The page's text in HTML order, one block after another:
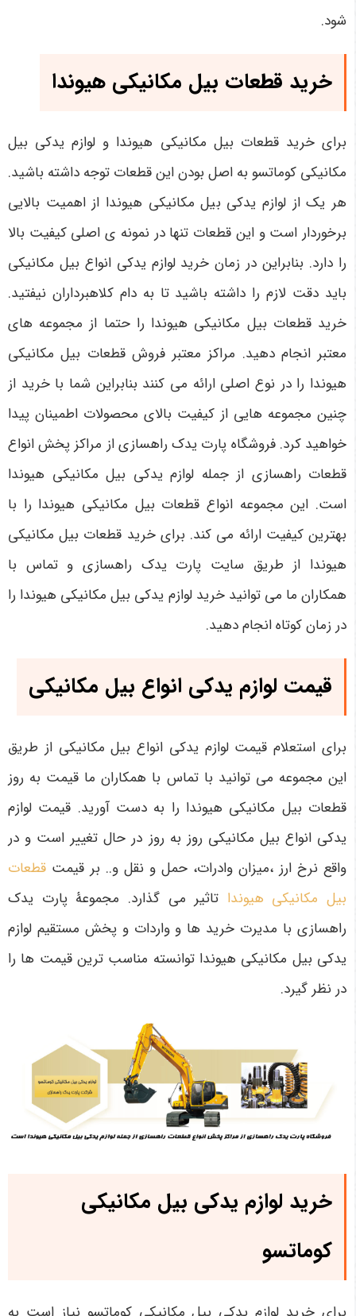
شود.
خرید قطعات بیل مکانیکی هیوندا
برای خرید قطعات بیل مکانیکی هیوندا و لوازم یدکی بیل
مکانیکی کوماتسو به اصل بودن این قطعات توجه داشته باشید.
هر یک از لوازم یدکی بیل مکانیکی هیوندا از اهمیت بالایی
برخوردار است و این قطعات تنها در نمونه ی اصلی کیفیت بالا
را دارد. بنابراین در زمان خرید لوازم یدکی انواع بیل مکانیکی
باید دقت لازم را داشته باشید تا به دام کلاهبرداران نیفتید.
خرید قطعات بیل مکانیکی هیوندا را حتما از مجموعه های
معتبر انجام دهید. مراکز معتبر فروش قطعات بیل مکانیکی
هیوندا را در نوع اصلی ارائه می کنند بنابراین شما با خرید از
چنین مجموعه هایی از کیفیت بالای محصولات اطمینان پیدا
خواهید کرد. فروشگاه پارت یدک راهسازی از مراکز پخش انواع
قطعات راهسازی از جمله لوازم یدکی بیل مکانیکی هیوندا
است. این مجموعه انواع قطعات بیل مکانیکی هیوندا را با
بهترین کیفیت ارائه می کند. برای خرید قطعات بیل مکانیکی
هیوندا از طریق سایت پارت یدک راهسازی و تماس با
همکاران ما می توانید خرید لوازم یدکی بیل مکانیکی هیوندا را
در زمان کوتاه انجام دهید.
قیمت لوازم یدکی انواع بیل مکانیکی
برای استعلام قیمت لوازم یدکی انواع بیل مکانیکی از طریق
این مجموعه می توانید با تماس با همکاران ما قیمت به روز
قطعات بیل مکانیکی هیوندا را به دست آورید. قیمت لوازم
یدکی انواع بیل مکانیکی روز به روز در حال تغییر است و در
واقع نرخ ارز ،میزان وادرات، حمل و نقل و.. بر قیمت قطعات
بیل مکانیکی هیوندا تاثیر می گذارد. مجموعۀ پارت یدک
راهسازی با مدیرت خرید ها و واردات و پخش مستقیم لوازم
یدکی بیل مکانیکی هیوندا توانسته مناسب ترین قیمت ها را
در نظر گیرد.
خرید لوازم یدکی بیل مکانیکی
کوماتسو